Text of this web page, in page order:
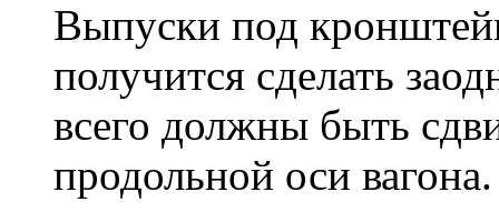
Выпуски под
получится сделать
всего должны быть
продольной оси вагона.